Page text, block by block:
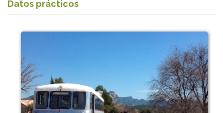
Datos prácticos